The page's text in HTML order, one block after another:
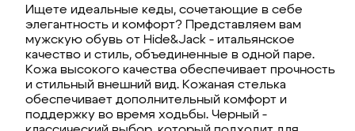
Ищете идеальные кеды, сочетающие в себе
элегантность и комфорт? Представляем вам
мужскую обувь от Hide&Jack - итальянское
качество и стиль, объединенные в одной паре.
Кожа высокого качества обеспечивает прочность
и стильный внешний вид. Кожаная стелька
обеспечивает дополнительный комфорт и
поддержку во время ходьбы. Черный -